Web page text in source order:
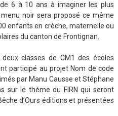
6 à 10 ans à imaginer les plus
noir sera proposé ce même
enfants en crèche, maternelle ou
du canton de Frontignan.
classes de CM1 des écoles
participé au projet Nom de code
par Manu Causse et Stéphane
sur le thème du FIRN qui seront
d’Ours éditions et présentées